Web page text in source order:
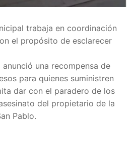
trabaja en coordinación
el propósito de esclarecer
una recompensa de
para quienes suministren
dar con el paradero de los
del propietario de la
Pablo.